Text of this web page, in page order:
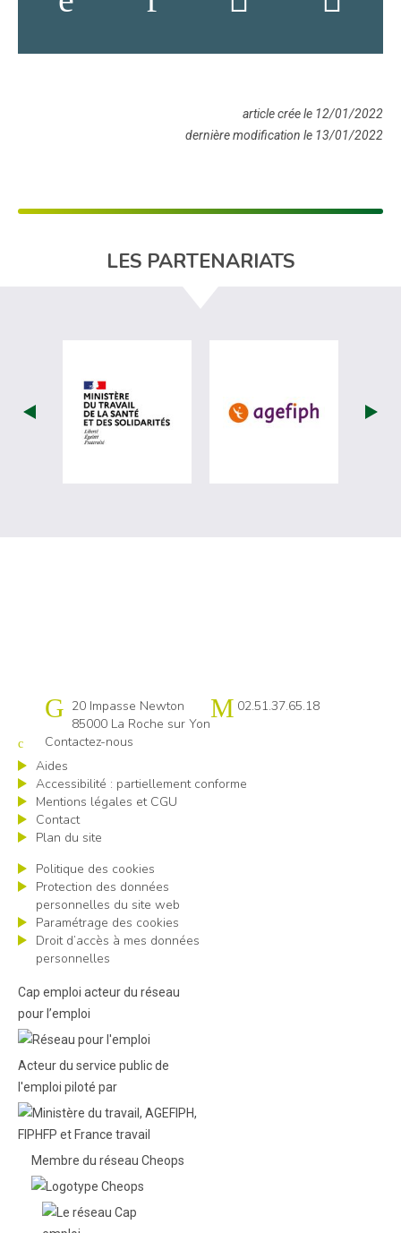
article crée le 12/01/2022
dernière modification le 13/01/2022
LES PARTENARIATS
visiter les site de Ministère du travail
visiter les
Cap emploi 85
20 Impasse Newton
85000 La Roche sur Yon
02.51.37.65.18
Contactez-nous
Aides
Accessibilité : partiellement conforme
Mentions légales et CGU
Contact
Plan du site
Politique des cookies
Protection des données
personnelles du site web
Paramétrage des cookies
Droit d’accès à mes données
personnelles
Cap emploi acteur du réseau
pour l’emploi
Acteur du service public de
l'emploi piloté par
Membre du réseau Cheops